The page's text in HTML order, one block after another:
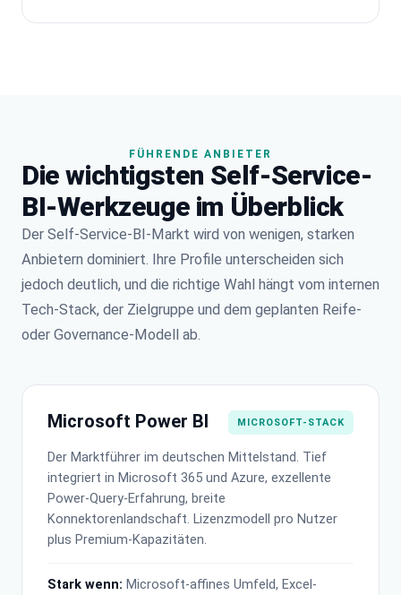
FÜHRENDE ANBIETER
Die wichtigsten Self-Service-
BI-Werkzeuge im Überblick
Der Self-Service-BI-Markt wird von wenigen, starken
Anbietern dominiert. Ihre Profile unterscheiden sich
jedoch deutlich, und die richtige Wahl hängt vom internen
Tech-Stack, der Zielgruppe und dem geplanten Reife-
oder Governance-Modell ab.
Microsoft Power BI MICROSOFT-STACK
Der Marktführer im deutschen Mittelstand. Tief
integriert in Microsoft 365 und Azure, exzellente
Power-Query-Erfahrung, breite
Konnektorenlandschaft. Lizenzmodell pro Nutzer
plus Premium-Kapazitäten.
Stark wenn: Microsoft-affines Umfeld, Excel-